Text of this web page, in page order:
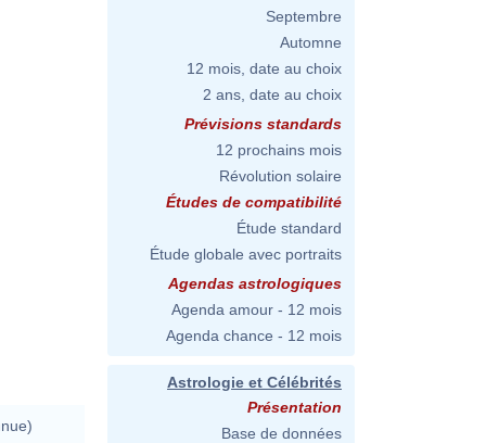
Septembre
Automne
12 mois, date au choix
2 ans, date au choix
Prévisions standards
12 prochains mois
Révolution solaire
Études de compatibilité
Étude standard
Étude globale avec portraits
Agendas astrologiques
Agenda amour - 12 mois
Agenda chance - 12 mois
Astrologie et Célébrités
Présentation
Base de données